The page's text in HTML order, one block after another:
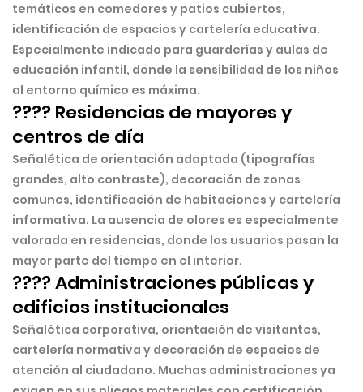
temáticos en comedores y patios cubiertos,
identificación de espacios y cartelería educativa.
Especialmente indicado para guarderías y aulas de
educación infantil, donde la sensibilidad de los niños
al entorno químico es máxima.
???? Residencias de mayores y
centros de día
Señalética de orientación adaptada (tipografías
grandes, alto contraste), decoración de zonas
comunes, identificación de habitaciones y cartelería
informativa. La ausencia de olores es especialmente
valorada en residencias, donde los usuarios pasan la
mayor parte del tiempo en el interior.
????️ Administraciones públicas y
edificios institucionales
Señalética corporativa, orientación de visitantes,
cartelería normativa y decoración de espacios de
atención al ciudadano. Muchas administraciones ya